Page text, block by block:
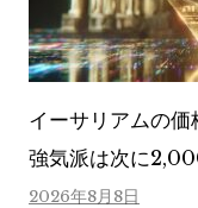
イーサリアムの価
強気派は次に
2026年8月8日